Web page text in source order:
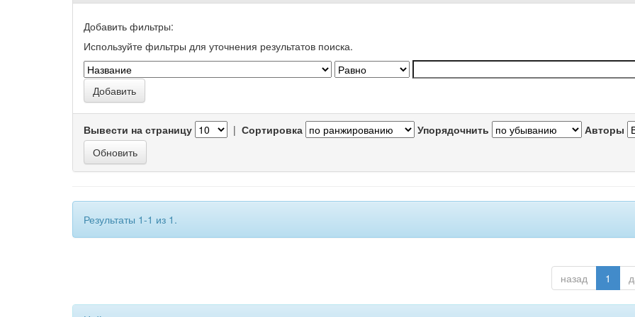
Добавить фильтры:
Используйте фильтры для уточнения результатов поиска.
Вывести на страницу | Сортировка Упорядочнить Авторы
Результаты 1-1 из 1.
назад 1